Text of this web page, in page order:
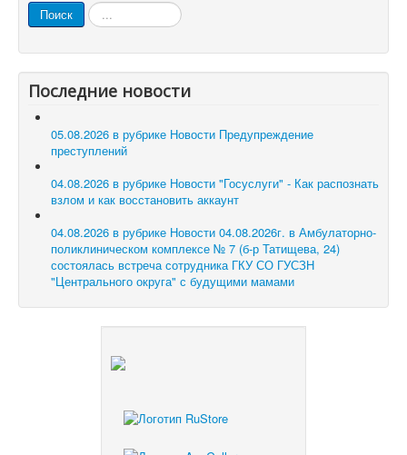
Поиск Искать...
Последние новости
05.08.2026 в рубрике Новости Предупреждение
преступлений
04.08.2026 в рубрике Новости "Госуслуги" - Как распознать
взлом и как восстановить аккаунт
04.08.2026 в рубрике Новости 04.08.2026г. в Амбулаторно-
поликлиническом комплексе № 7 (б-р Татищева, 24)
состоялась встреча сотрудника ГКУ СО ГУСЗН
"Центрального округа" с будущими мамами